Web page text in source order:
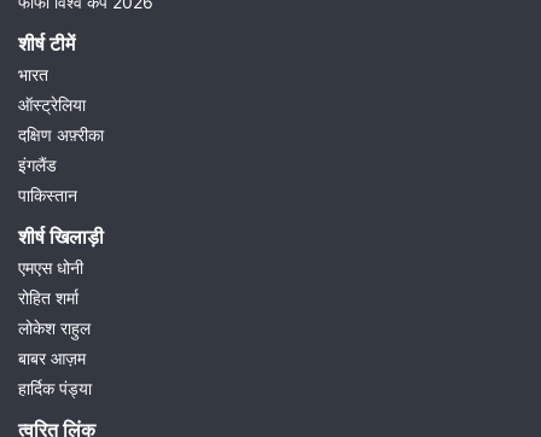
शीर्ष टीमें
भारत
ऑस्ट्रेलिया
दक्षिण अफ़्रीका
इंगलैंड
पाकिस्तान
शीर्ष खिलाड़ी
एमएस धोनी
रोहित शर्मा
लोकेश राहुल
बाबर आज़म
हार्दिक पंड्या
त्वरित लिंक